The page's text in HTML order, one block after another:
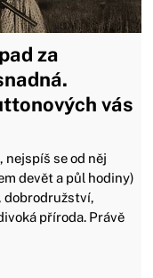
za
vás
nejspíš se od něj
devět a půl hodiny)
dobrodružství,
příroda. Právě